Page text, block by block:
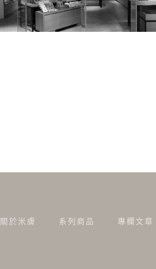
關於米膚 系列商品 專欄文章